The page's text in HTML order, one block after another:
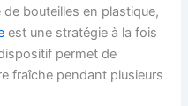
de bouteilles en plastique,
est une stratégie à la fois
permet de
fraîche pendant plusieurs